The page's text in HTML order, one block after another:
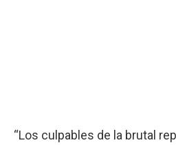
“Los culpables de la brutal